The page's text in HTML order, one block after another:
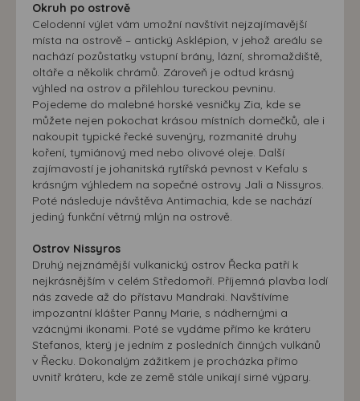
Okruh po ostrově
Celodenní výlet vám umožní navštívit nejzajímavější
místa na ostrově – antický Asklépion, v jehož areálu se
nachází pozůstatky vstupní brány, lázní, shromaždiště,
oltáře a několik chrámů. Zároveň je odtud krásný
výhled na ostrov a přilehlou tureckou pevninu.
Pojedeme do malebné horské vesničky Zia, kde se
můžete nejen pokochat krásou místních domečků, ale i
nakoupit typické řecké suvenýry, rozmanité druhy
koření, tymiánový med nebo olivové oleje. Další
zajímavostí je johanitská rytířská pevnost v Kefalu s
krásným výhledem na sopečné ostrovy Jali a Nissyros.
Poté následuje návštěva Antimachia, kde se nachází
jediný funkční větrný mlýn na ostrově.
Ostrov Nissyros
Druhý nejznámější vulkanický ostrov Řecka patří k
nejkrásnějším v celém Středomoří. Příjemná plavba lodí
nás zavede až do přístavu Mandraki. Navštívíme
impozantní klášter Panny Marie, s nádhernými a
vzácnými ikonami. Poté se vydáme přímo ke kráteru
Stefanos, který je jedním z posledních činných vulkánů
v Řecku. Dokonalým zážitkem je procházka přímo
uvnitř kráteru, kde ze země stále unikají sirné výpary.